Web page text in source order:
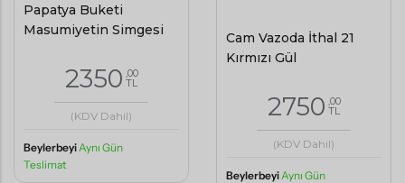
Papatya Buketi
Masumiyetin Simgesi
2350 ,00
TL
(KDV Dahil)
Beylerbeyi Aynı Gün
Teslimat
Cam Vazoda İthal 21
Kırmızı Gül
2750 ,00
TL
(KDV Dahil)
Beylerbeyi Aynı Gün